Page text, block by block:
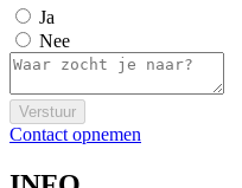
Ja
Nee
Verstuur
Contact opnemen